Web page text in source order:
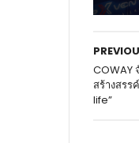
COWAY
สร้างสร
life”